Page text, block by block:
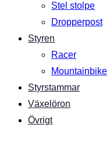
Stel stolpe
Dropperpost
Styren
Racer
Mountainbike
Styrstammar
Växelöron
Övrigt